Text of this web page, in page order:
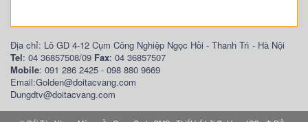
Địa chỉ: Lô GD 4-12 Cụm Công Nghiệp Ngọc Hồi - Thanh Trì - Hà Nội
Tel: 04 36857508/09 Fax: 04 36857507
Mobile: 091 286 2425 - 098 880 9669
Email:Golden@doitacvang.com
Dungdtv@doitacvang.com